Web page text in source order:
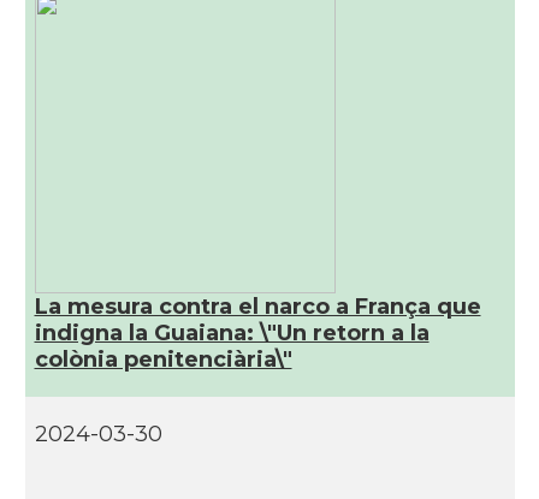
La mesura contra el narco a França que
indigna la Guaiana: \"Un retorn a la
colònia penitenciària\"
2024-03-30